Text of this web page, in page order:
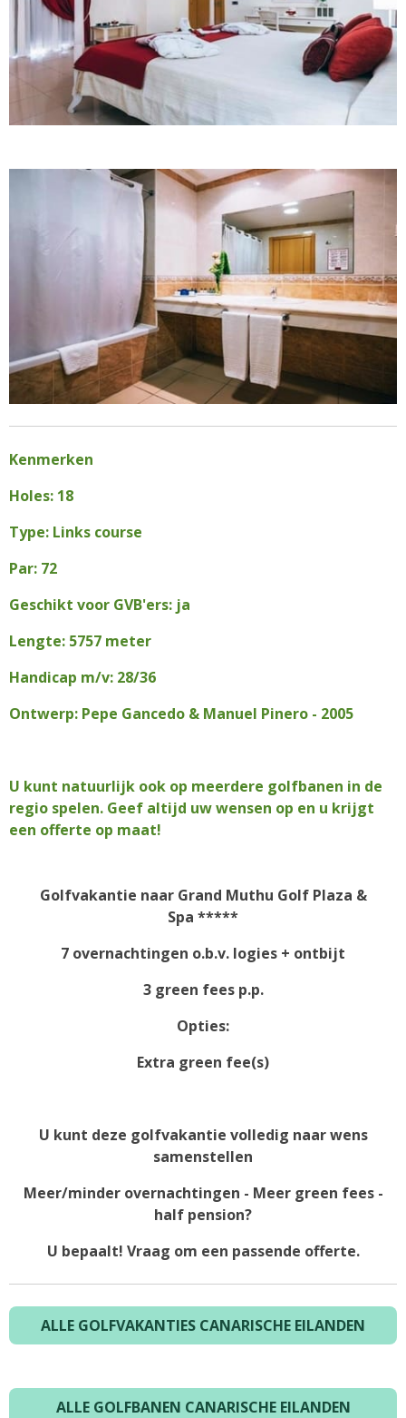
Kenmerken
Holes: 18
Type: Links course
Par: 72
Geschikt voor GVB'ers: ja
Lengte: 5757 meter
Handicap m/v: 28/36
Ontwerp: Pepe Gancedo & Manuel Pinero - 2005
U kunt natuurlijk ook op meerdere golfbanen in de
regio spelen. Geef altijd uw wensen op en u krijgt
een offerte op maat!
Golfvakantie naar Grand Muthu Golf Plaza &
Spa *****
7 overnachtingen o.b.v. logies + ontbijt
3 green fees p.p.
Opties:
Extra green fee(s)
U kunt deze golfvakantie volledig naar wens
samenstellen
Meer/minder overnachtingen - Meer green fees -
half pension?
U bepaalt! Vraag om een passende offerte.
ALLE GOLFVAKANTIES CANARISCHE EILANDEN
ALLE GOLFBANEN CANARISCHE EILANDEN